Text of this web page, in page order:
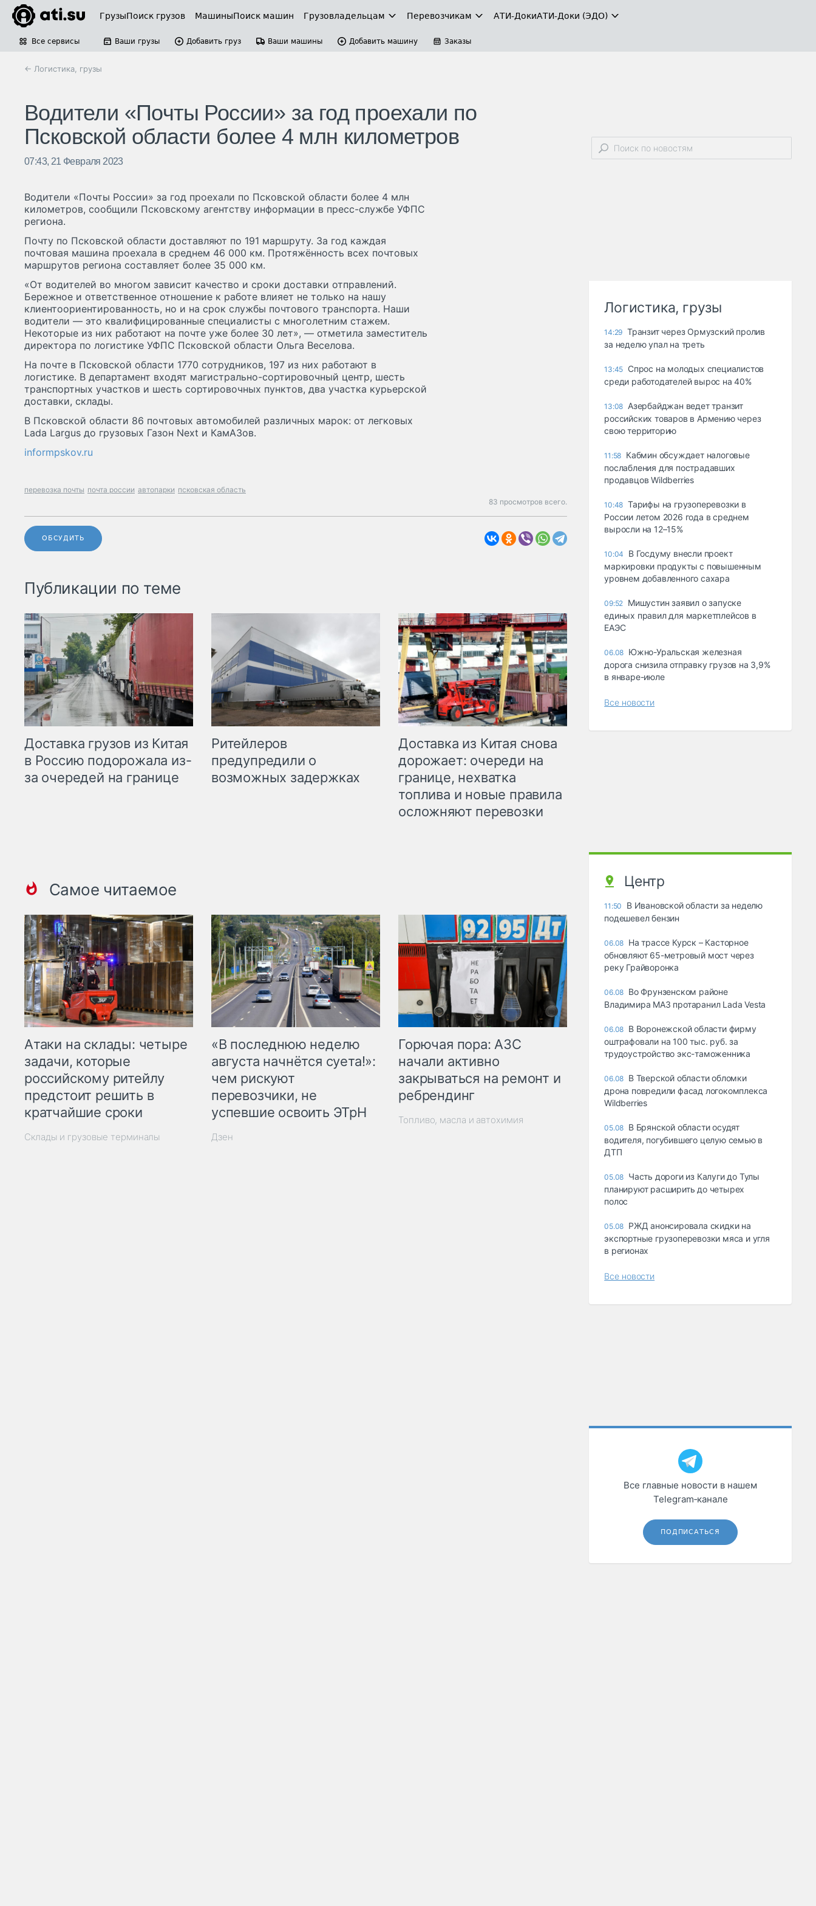
ГрузыПоиск грузов МашиныПоиск машин Грузовладельцам Перевозчикам АТИ-ДокиАТИ-Доки (ЭДО)
Все сервисы Ваши грузы Добавить груз Ваши машины Добавить машину Заказы
← Логистика, грузы
Водители «Почты России» за год проехали по
Псковской области более 4 млн километров
07:43, 21 Февраля 2023
Водители «Почты России» за год проехали по Псковской области более 4 млн
километров, сообщили Псковскому агентству информации в пресс-службе УФПС
региона.
Почту по Псковской области доставляют по 191 маршруту. За год каждая
почтовая машина проехала в среднем 46 000 км. Протяжённость всех почтовых
маршрутов региона составляет более 35 000 км.
«От водителей во многом зависит качество и сроки доставки отправлений.
Бережное и ответственное отношение к работе влияет не только на нашу
клиентоориентированность, но и на срок службы почтового транспорта. Наши
водители — это квалифицированные специалисты с многолетним стажем.
Некоторые из них работают на почте уже более 30 лет», — отметила заместитель
директора по логистике УФПС Псковской области Ольга Веселова.
На почте в Псковской области 1770 сотрудников, 197 из них работают в
логистике. В департамент входят магистрально-сортировочный центр, шесть
транспортных участков и шесть сортировочных пунктов, два участка курьерской
доставки, склады.
В Псковской области 86 почтовых автомобилей различных марок: от легковых
Lada Largus до грузовых Газон Next и КамАЗов.
informpskov.ru
перевозка почты почта россии автопарки псковская область
83 просмотров всего.
ОБСУДИТЬ
Публикации по теме
Доставка грузов из Китая
в Россию подорожала из-
за очередей на границе
Ритейлеров
предупредили о
возможных задержках
Доставка из Китая снова
дорожает: очереди на
границе, нехватка
топлива и новые правила
осложняют перевозки
Самое читаемое
Атаки на склады: четыре
задачи, которые
российскому ритейлу
предстоит решить в
кратчайшие сроки
Склады и грузовые терминалы
«В последнюю неделю
августа начнётся суета!»:
чем рискуют
перевозчики, не
успевшие освоить ЭТрН
Дзен
Горючая пора: АЗС
начали активно
закрываться на ремонт и
ребрендинг
Топливо, масла и автохимия
Логистика, грузы
14:29 Транзит через Ормузский пролив
за неделю упал на треть
13:45 Спрос на молодых специалистов
среди работодателей вырос на 40%
13:08 Азербайджан ведет транзит
российских товаров в Армению через
свою территорию
11:58 Кабмин обсуждает налоговые
послабления для пострадавших
продавцов Wildberries
10:48 Тарифы на грузоперевозки в
России летом 2026 года в среднем
выросли на 12–15%
10:04
В Госдуму внесли проект
маркировки продукты с повышенным
уровнем добавленного сахара
09:52 Мишустин заявил о запуске
единых правил для маркетплейсов в
ЕАЭС
06.08 Южно-Уральская железная
дорога снизила отправку грузов на 3,9%
в январе-июле
Все новости
Центр
11:50
В Ивановской области за неделю
подешевел бензин
06.08 На трассе Курск – Касторное
обновляют 65-метровый мост через
реку Грайворонка
06.08 Во Фрунзенском районе
Владимира МАЗ протаранил Lada Vesta
06.08 В Воронежской области фирму
оштрафовали на 100 тыс. руб. за
трудоустройство экс-таможенника
06.08 В Тверской области обломки
дрона повредили фасад логокомплекса
Wildberries
05.08 В Брянской области осудят
водителя, погубившего целую семью в
ДТП
05.08 Часть дороги из Калуги до Тулы
планируют расширить до четырех
полос
05.08 РЖД анонсировала скидки на
экспортные грузоперевозки мяса и угля
в регионах
Все новости
Все главные новости в нашем
Telegram‑канале
ПОДПИСАТЬСЯ